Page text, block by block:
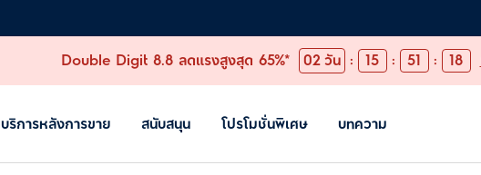
Double Digit 8.8 ลดแรงสูงสุด 65%* 02วัน : 15 : 51 : 17
บริการหลังการขาย สนับสนุน โปรโมชั่นพิเศษ บทความ